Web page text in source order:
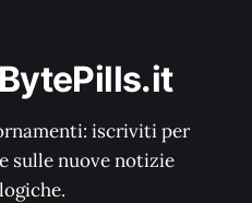
iscriviti per
sulle nuove notizie